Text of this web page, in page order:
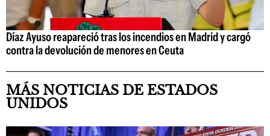
Díaz Ayuso reapareció tras los incendios en Madrid y cargó
contra la devolución de menores en Ceuta
MÁS NOTICIAS DE ESTADOS
UNIDOS